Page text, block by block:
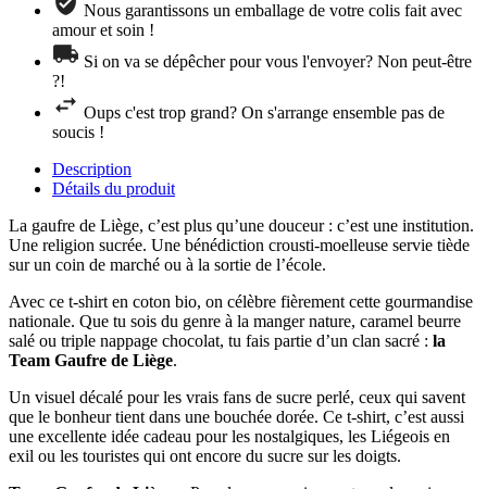
Nous garantissons un emballage de votre colis fait avec
amour et soin !
Si on va se dépêcher pour vous l'envoyer? Non peut-être
?!
Oups c'est trop grand? On s'arrange ensemble pas de
soucis !
Description
Détails du produit
La gaufre de Liège, c’est plus qu’une douceur : c’est une institution.
Une religion sucrée. Une bénédiction crousti-moelleuse servie tiède
sur un coin de marché ou à la sortie de l’école.
Avec ce t-shirt en coton bio, on célèbre fièrement cette gourmandise
nationale. Que tu sois du genre à la manger nature, caramel beurre
salé ou triple nappage chocolat, tu fais partie d’un clan sacré : la
Team Gaufre de Liège.
Un visuel décalé pour les vrais fans de sucre perlé, ceux qui savent
que le bonheur tient dans une bouchée dorée. Ce t-shirt, c’est aussi
une excellente idée cadeau pour les nostalgiques, les Liégeois en
exil ou les touristes qui ont encore du sucre sur les doigts.